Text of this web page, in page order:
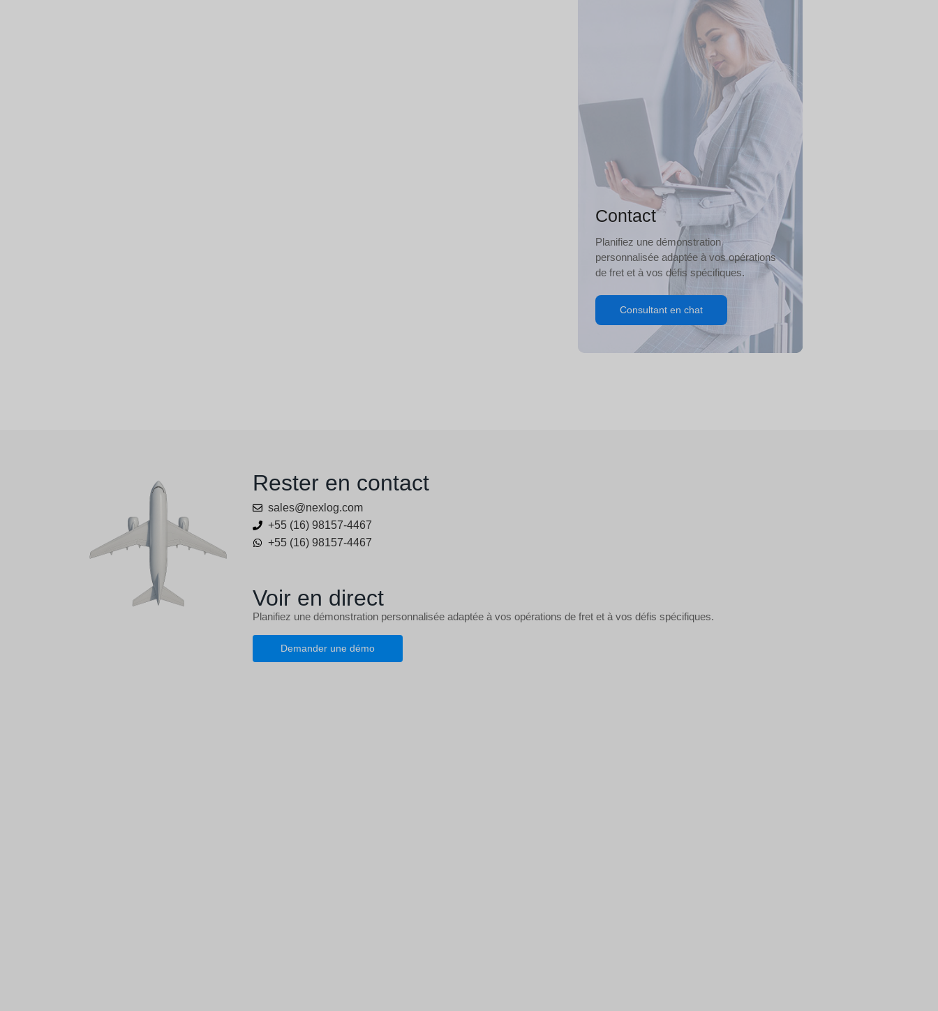
Contact
Planifiez une démonstration
personnalisée adaptée à vos opérations
de fret et à vos défis spécifiques.
Consultant en chat
Rester en contact
sales@nexlog.com
+55 (16) 98157-4467
+55 (16) 98157-4467
Voir en direct
Planifiez une démonstration personnalisée adaptée à vos opérations de fret et à vos défis spécifiques.
Demander une démo